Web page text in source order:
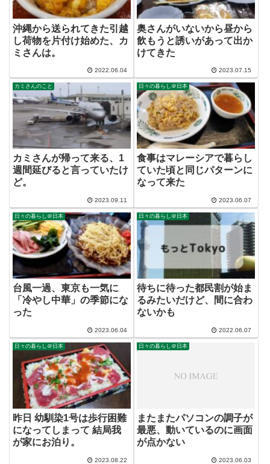
沖縄から送られてきた引越
し荷物を片付け始めた、カ
ミさんは。
2022.06.04
奥さんがいないから昼から
飲もうと誘いがあって出か
けてきた
2023.07.15
カミさんのこと
カミさんが帰って来る、1
週間延びると言っていたけ
ど。
2023.09.11
日々の暮らし＠日本
食事はマレーシアで暮らし
ていた頃と同じパターンに
なって来た
2023.06.07
日々の暮らし＠日本
台風一過、東京も一気に
「冷やし中華」の季節にな
った
2023.06.04
日々の暮らし＠日本
待ちに待った都民割が始ま
るみたいだけど、間に合わ
ないかも
2022.06.07
日々の暮らし＠日本
昨日 幼馴染1号は歩行困難
になってしまって 結局我
が家にお泊り。
2023.08.22
日々の暮らし＠日本
またまたパソコンの調子が
最悪、動いているのに画面
が点かない
2023.06.03